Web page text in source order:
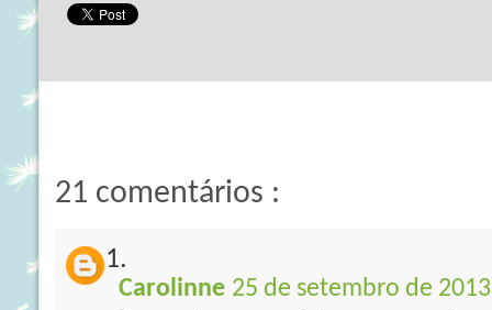
21 comentários :
Carolinne 25 de setembro de